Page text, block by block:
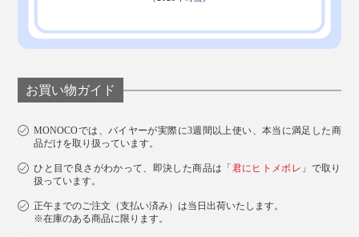
お買い物ガイド
MONOCOでは、バイヤーが実際に3週間以上使い、本当に満足した商
品だけを取り扱っています。
ひと目で良さがわかって、即決した商品は「 君にヒトメボレ 」で取り
扱っています。
正午までのご注文（支払い済み）は当日出荷いたします。
※在庫のある商品に限ります。